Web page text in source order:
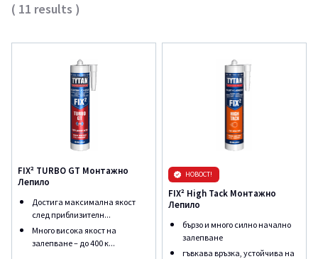
( 11 results )
FIX² TURBO GT Монтажно
Лепило
Достига максимална якост
след приблизителн...
Много висока якост на
залепване – до 400 к...
НОВОСТ!
FIX² High Tack Монтажно
Лепило
бързо и много силно начално
залепване
гъвкава връзка, устойчива на